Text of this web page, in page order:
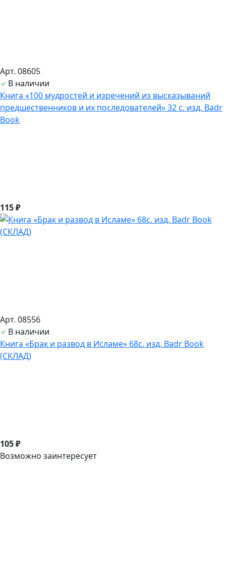
Арт. 08605
В наличии
Книга «100 мудростей и изречений из высказываний
предшественников и их последователей» 32 с. изд. Badr
Book
115 ₽
Арт. 08556
В наличии
Книга «Брак и развод в Исламе» 68с. изд. Badr Book
(СКЛАД)
105 ₽
Возможно заинтересует